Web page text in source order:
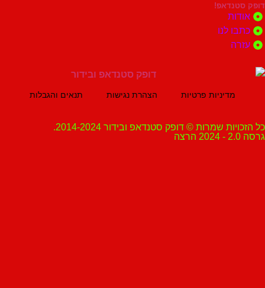
לנו
מדיניות פרטיות הצהרת נגישות תנאים והגבלות
שמרות © דופק סטנדאפ ובידור 2014-2024.